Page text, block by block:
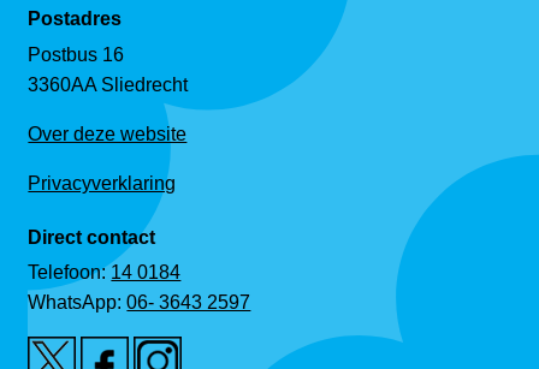
Postadres
Postbus 16
3360AA Sliedrecht
Over deze website
Privacyverklaring
Direct contact
Telefoon:14 0184
WhatsApp:06- 3643 2597